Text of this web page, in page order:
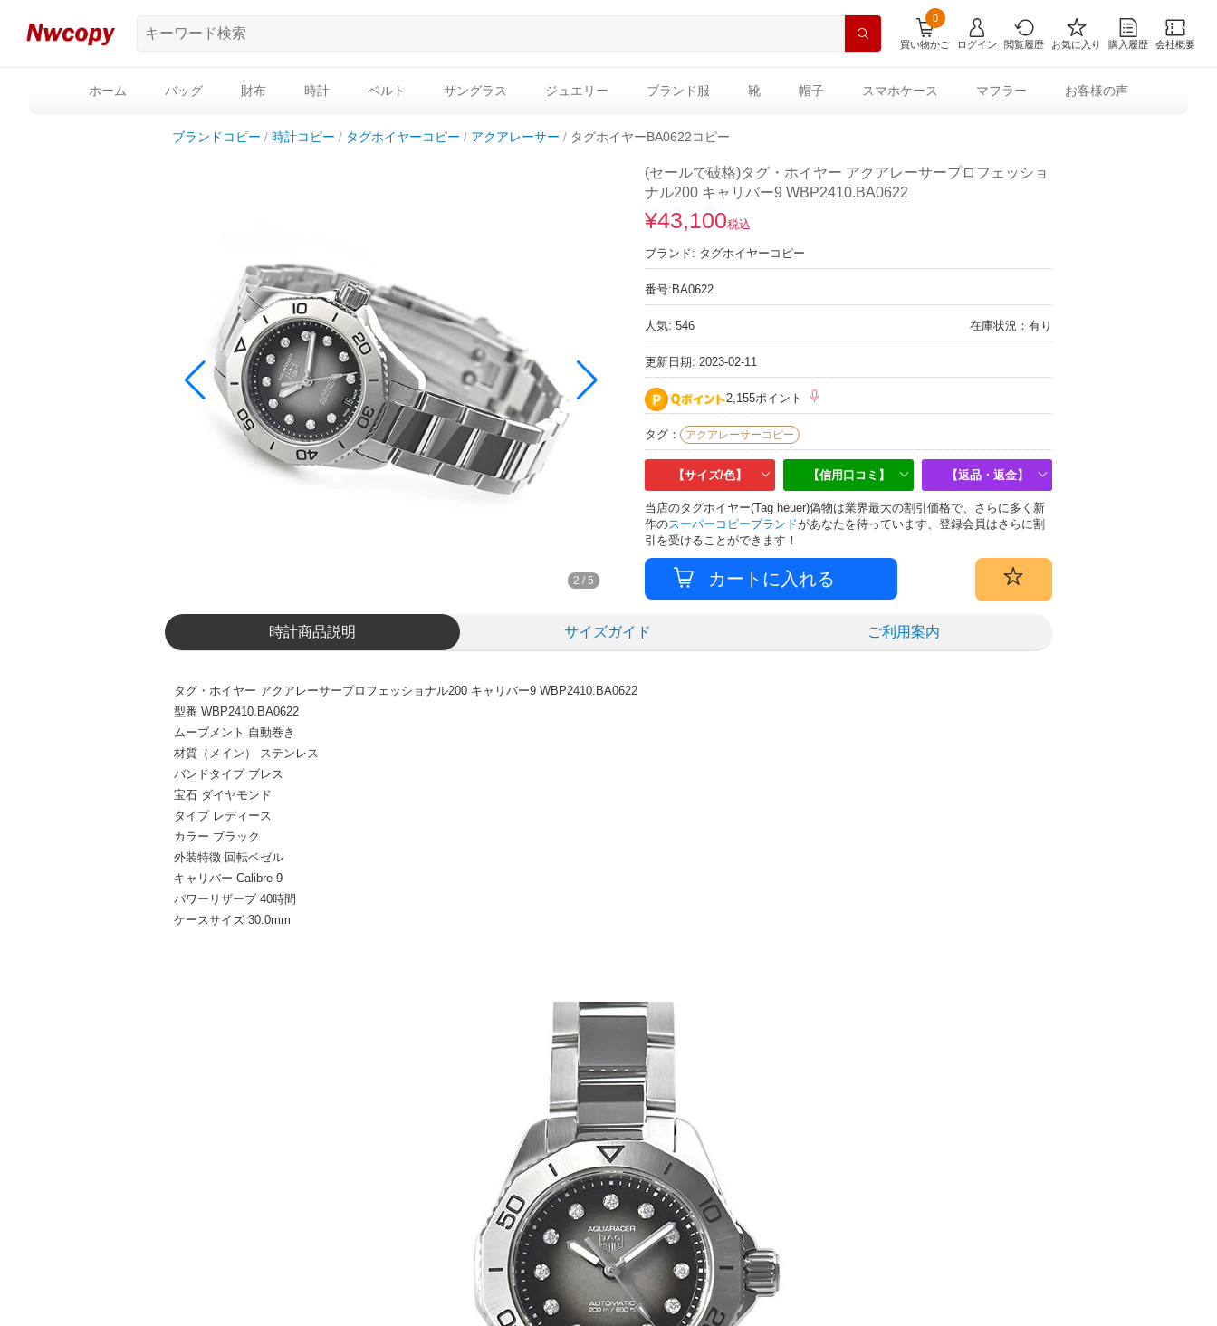
買い物かご
0
ログイン 閲覧履歴 お気に入り 購入履歴 会社概要
ホーム バッグ 財布 時計 ベルト サングラス ジュエリー ブランド服 靴 帽子 スマホケース マフラー お客様の声
ブランドコピー 時計コピー タグホイヤーコピー アクアレーサー タグホイヤーBA0622コピー
3 / 5
(セールで破格)タグ・ホイヤー アクアレーサープロフェッショ
ナル200 キャリバー9 WBP2410.BA0622
¥43,100税込
ブランド: タグホイヤーコピー
番号: BA0622
人気: 546 在庫状況：有り
更新日期: 2023-02-11
2,155ポイント
タグ： アクアレーサーコピー
【サイズ/色】 【信用口コミ】 【返品・返金】
当店のタグホイヤー(Tag heuer)偽物は業界最大の割引価格で、さらに多く新
作のスーパーコピーブランドがあなたを待っています、登録会員はさらに割
引を受けることができます！
時計商品説明 サイズガイド ご利用案内
タグ・ホイヤー アクアレーサープロフェッショナル200 キャリバー9 WBP2410.BA0622
型番 WBP2410.BA0622
ムーブメント 自動巻き
材質（メイン）
ステンレス
バンドタイプ ブレス
宝石 ダイヤモンド
タイプ レディース
カラー ブラック
外装特徴 回転ベゼル
キャリバー Calibre 9
パワーリザーブ 40時間
ケースサイズ 30.0mm